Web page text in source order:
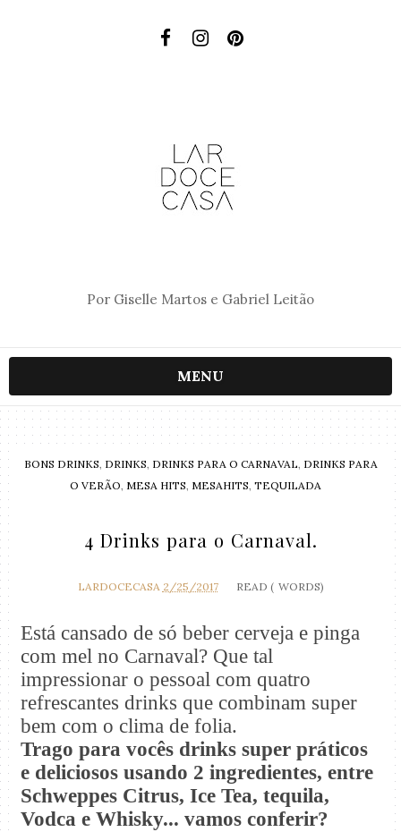
Por Giselle Martos e Gabriel Leitão
MENU
BONS DRINKS, DRINKS, DRINKS PARA O CARNAVAL, DRINKS PARA
O VERÃO, MESA HITS, MESAHITS, TEQUILADA
4 Drinks para o Carnaval.
LARDOCECASA 2/25/2017 READ ( WORDS)
Está cansado de só beber cerveja e pinga
com mel no Carnaval? Que tal
impressionar o pessoal com quatro
refrescantes drinks que combinam super
bem com o clima de folia.
Trago para vocês drinks super práticos
e deliciosos usando 2 ingredientes, entre
Schweppes Citrus, Ice Tea, tequila,
Vodca e Whisky... vamosconferir?